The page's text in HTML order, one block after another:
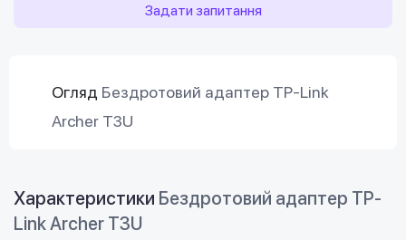
Задати запитання
Огляд Бездротовий адаптер TP-Link
Archer T3U
Характеристики Бездротовий адаптер TP-
Link Archer T3U